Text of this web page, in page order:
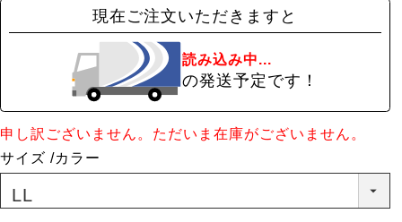
現在ご注文いただきますと
読み込み中...
の発送予定です！
申し訳ございません。ただいま在庫がございません。
サイズ
カラー